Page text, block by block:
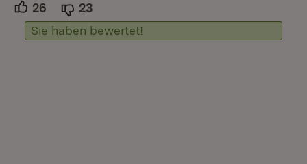
26 Unterstützer.
23
Sie haben bewertet!